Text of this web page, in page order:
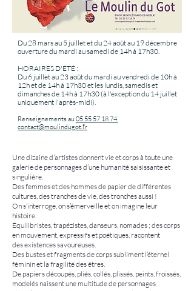
Du 28 mars au 5 juillet et du 24 août au 19 décembre
ouverture du mardi au samedi de 14h à 17h30.
HORAIRES D'ÉTÉ :
Du 6 juillet au 23 août du mardi au vendredi de 10h à
12h et de 14h à 17h30 et les lundis, samedis et
dimanches de 14h à 17h30 (à l'exception du 14 juillet
uniquement l'après-midi).
Renseignements au 05 55 57 18 74
contact@moulindugot.fr
Une dizaine d’artistes donnent vie et corps à toute une
galerie de personnages d’une humanité saisissante et
singulière.
Des femmes et des hommes de papier de différentes
cultures, des tranches de vie, des tronches aussi !
On s’interroge, on s’émerveille et on imagine leur
histoire.
Équilibristes, trapézistes, danseurs, nomades ; des corps
en mouvement, expressifs et poétiques, racontent
des existences savoureuses.
Des bustes et fragments de corps subliment l’éternel
féminin et la fragilité des êtres.
De papiers découpés, pliés, collés, plissés, peints, froissés,
modelés naissent une multitude de personnages